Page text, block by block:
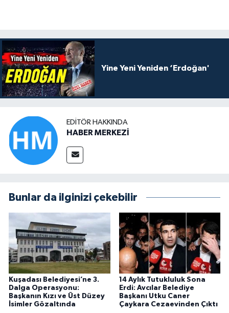
Yine Yeni Yeniden ‘Erdoğan'
EDITÖR HAKKINDA
HABER MERKEZİ
Bunlar da ilginizi çekebilir
Kuşadası Belediyesi’ne 3.
Dalga Operasyonu:
Başkanın Kızı ve Üst Düzey
İsimler Gözaltında
14 Aylık Tutukluluk Sona
Erdi: Avcılar Belediye
Başkanı Utku Caner
Çaykara Cezaevinden Çıktı